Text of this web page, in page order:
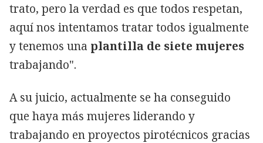
trato, pero la verdad es que todos respetan,
aquí nos intentamos tratar todos igualmente
y tenemos una plantilla de siete mujeres
trabajando".
A su juicio, actualmente se ha conseguido
que haya más mujeres liderando y
trabajando en proyectos pirotécnicos gracias